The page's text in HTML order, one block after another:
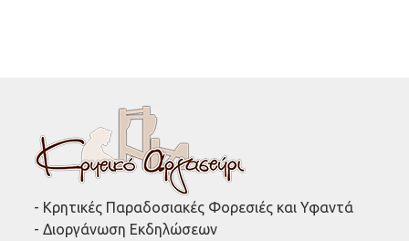
- Κρητικές Παραδοσιακές Φορεσιές και Υφαντά
- Διοργάνωση Εκδηλώσεων